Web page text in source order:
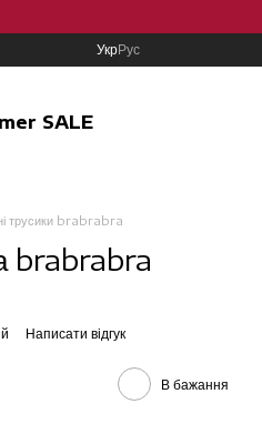
УкрРус
SALE
трусики brabrabra
brabrabra
Написати відгук
В бажання